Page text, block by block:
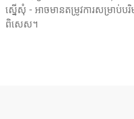
ស្នើសុំ - អាចមានតម្រូវការសម្រាប់ប
ពិសេស។